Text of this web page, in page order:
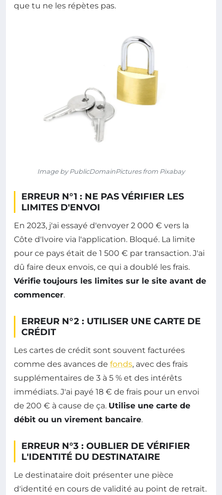
que tu ne les répètes pas.
Image by PublicDomainPictures from Pixabay
ERREUR N°1 : NE PAS VÉRIFIER LES
LIMITES D'ENVOI
En 2023, j'ai essayé d'envoyer 2 000 € vers la
Côte d'Ivoire via l'application. Bloqué. La limite
pour ce pays était de 1 500 € par transaction. J'ai
dû faire deux envois, ce qui a doublé les frais.
Vérifie toujours les limites sur le site avant de
commencer.
ERREUR N°2 : UTILISER UNE CARTE DE
CRÉDIT
Les cartes de crédit sont souvent facturées
comme des avances de fonds, avec des frais
supplémentaires de 3 à 5 % et des intérêts
immédiats. J'ai payé 18 € de frais pour un envoi
de 200 € à cause de ça. Utilise une carte de
débit ou un virement bancaire.
ERREUR N°3 : OUBLIER DE VÉRIFIER
L'IDENTITÉ DU DESTINATAIRE
Le destinataire doit présenter une pièce
d'identité en cours de validité au point de retrait.